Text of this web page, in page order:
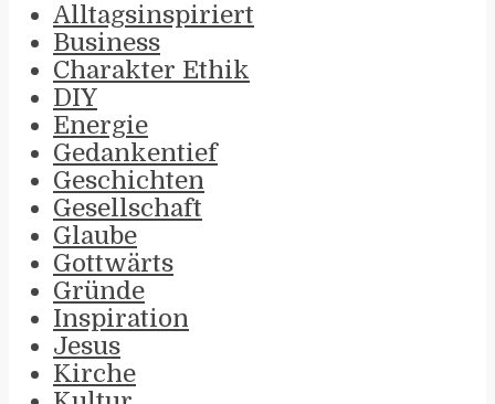
Alltagsinspiriert
Business
Charakter Ethik
DIY
Energie
Gedankentief
Geschichten
Gesellschaft
Glaube
Gottwärts
Gründe
Inspiration
Jesus
Kirche